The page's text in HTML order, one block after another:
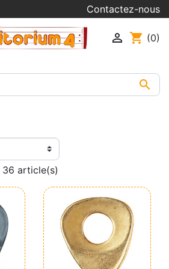
Contactez-nous

 shopping_cart (0)
article(s)